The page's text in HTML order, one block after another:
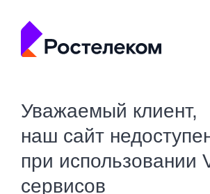
Уважаемый клиент,
наш сайт
при использовании
сервисов